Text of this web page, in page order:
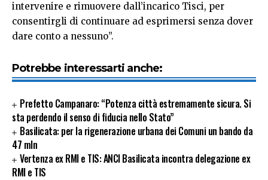
intervenire e rimuovere dall’incarico Tisci, per
consentirgli di continuare ad esprimersi senza dover
dare conto a nessuno”.
Potrebbe interessarti anche:
Prefetto Campanaro: “Potenza città estremamente sicura. Si
sta perdendo il senso di fiducia nello Stato”
Basilicata: per la rigenerazione urbana dei Comuni un bando da
47 mln
Vertenza ex RMI e TIS: ANCI Basilicata incontra delegazione ex
RMI e TIS